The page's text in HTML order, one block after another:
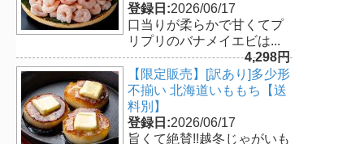
登録日:2026/06/17
口当りが柔らかで甘くてプ
リプリのバナメイエビは...
4,298円
【限定販売】[訳あり]多少形
不揃い 北海道いももち【送
料別】
登録日:2026/06/17
旨くて絶賛!!越冬じゃがいも